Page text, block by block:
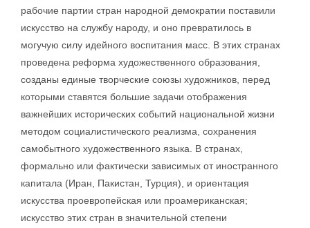
рабочие партии стран народной демократии поставили
искусство на службу народу, и оно превратилось в
могучую силу идейного воспитания масс. В этих странах
проведена реформа художественного образования,
созданы единые творческие союзы художников, перед
которыми ставятся большие задачи отображения
важнейших исторических событий национальной жизни
методом социалистического реализма, сохранения
самобытного художественного языка. В странах,
формально или фактически зависимых от иностранного
капитала (Иран, Пакистан, Турция), и ориентация
искусства проевропейская или проамериканская;
искусство этих стран в значительной степени